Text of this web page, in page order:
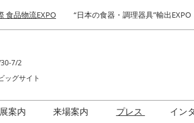
食品物流EXPO “日本の食器・調理器具”輸出EXPO
7/2
ッグサイト
案内
来場案内
プレス
イン